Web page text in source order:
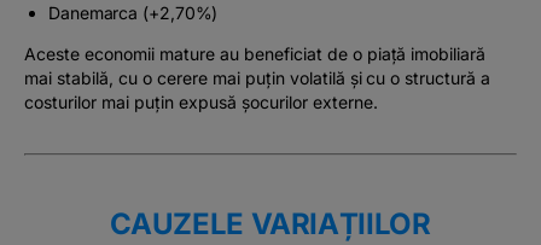
Danemarca (+2,70%)
Aceste economii mature au beneficiat de o piață imobiliară
mai stabilă, cu o cerere mai puțin volatilă și cu o structură a
costurilor mai puțin expusă șocurilor externe.
CAUZELE VARIAȚIILOR